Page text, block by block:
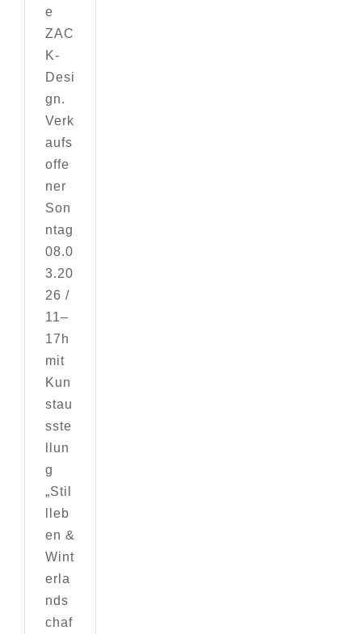
e
ZAC
K-
Desi
gn.
Verk
aufs
offe
ner
Son
ntag
08.0
3.20
26 /
11–
17h
mit
Kun
stau
sste
llun
g
„Stil
lleb
en &
Wint
erla
nds
chaf